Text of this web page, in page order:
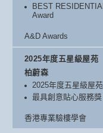
BEST
Award
A&D Awards
2025年度五星級屋苑
柏蔚森
2025年度五星級屋苑
最具創意貼心服務
香港專業驗樓學會